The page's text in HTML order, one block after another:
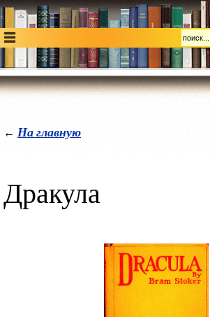
← На главную
Дракула